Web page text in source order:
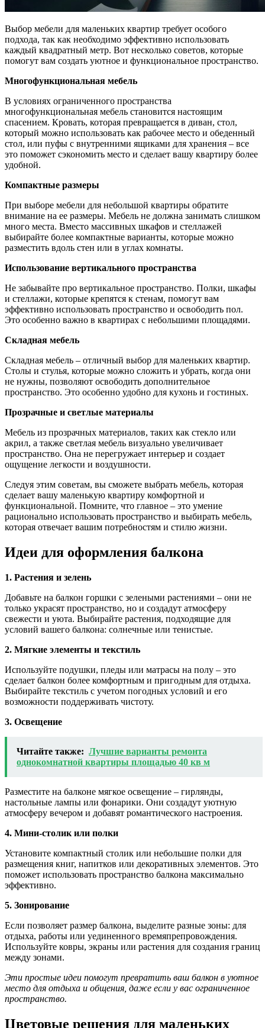
Выбор мебели для маленьких квартир требует особого
подхода, так как необходимо эффективно использовать
каждый квадратный метр. Вот несколько советов, которые
помогут вам создать уютное и функциональное пространство.
Многофункциональная мебель
В условиях ограниченного пространства
многофункциональная мебель становится настоящим
спасением. Кровать, которая превращается в диван, стол,
который можно использовать как рабочее место и обеденный
стол, или пуфы с внутренними ящиками для хранения – все
это поможет сэкономить место и сделает вашу квартиру более
удобной.
Компактные размеры
При выборе мебели для небольшой квартиры обратите
внимание на ее размеры. Мебель не должна занимать слишком
много места. Вместо массивных шкафов и стеллажей
выбирайте более компактные варианты, которые можно
разместить вдоль стен или в углах комнаты.
Использование вертикального пространства
Не забывайте про вертикальное пространство. Полки, шкафы
и стеллажи, которые крепятся к стенам, помогут вам
эффективно использовать пространство и освободить пол.
Это особенно важно в квартирах с небольшими площадями.
Складная мебель
Складная мебель – отличный выбор для маленьких квартир.
Столы и стулья, которые можно сложить и убрать, когда они
не нужны, позволяют освободить дополнительное
пространство. Это особенно удобно для кухонь и гостиных.
Прозрачные и светлые материалы
Мебель из прозрачных материалов, таких как стекло или
акрил, а также светлая мебель визуально увеличивает
пространство. Она не перегружает интерьер и создает
ощущение легкости и воздушности.
Следуя этим советам, вы сможете выбрать мебель, которая
сделает вашу маленькую квартиру комфортной и
функциональной. Помните, что главное – это умение
рационально использовать пространство и выбирать мебель,
которая отвечает вашим потребностям и стилю жизни.
Идеи для оформления балкона
1. Растения и зелень
Добавьте на балкон горшки с зелеными растениями – они не
только украсят пространство, но и создадут атмосферу
свежести и уюта. Выбирайте растения, подходящие для
условий вашего балкона: солнечные или тенистые.
2. Мягкие элементы и текстиль
Используйте подушки, пледы или матрасы на полу – это
сделает балкон более комфортным и пригодным для отдыха.
Выбирайте текстиль с учетом погодных условий и его
возможности поддерживать чистоту.
3. Освещение
Читайте также: Лучшие варианты ремонта
однокомнатной квартиры площадью 40 кв м
Разместите на балконе мягкое освещение – гирлянды,
настольные лампы или фонарики. Они создадут уютную
атмосферу вечером и добавят романтического настроения.
4. Мини-столик или полки
Установите компактный столик или небольшие полки для
размещения книг, напитков или декоративных элементов. Это
поможет использовать пространство балкона максимально
эффективно.
5. Зонирование
Если позволяет размер балкона, выделите разные зоны: для
отдыха, работы или уединенного времяпрепровождения.
Используйте ковры, экраны или растения для создания границ
между зонами.
Эти простые идеи помогут превратить ваш балкон в уютное
место для отдыха и общения, даже если у вас ограниченное
пространство.
Цветовые решения для маленьких